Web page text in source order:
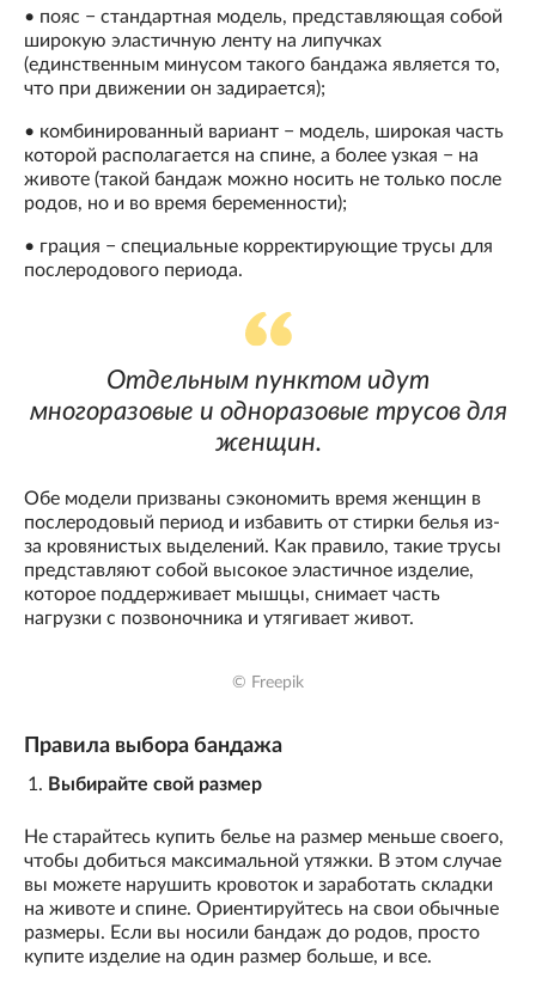
• пояс − стандартная модель, представляющая собой
широкую эластичную ленту на липучках
(единственным минусом такого бандажа является то,
что при движении он задирается);
• комбинированный вариант − модель, широкая часть
которой располагается на спине, а более узкая − на
животе (такой бандаж можно носить не только после
родов, но и во время беременности);
• грация − специальные корректирующие трусы для
послеродового периода.
Отдельным пунктом идут
многоразовые и одноразовые трусов для
женщин.
Обе модели призваны сэкономить время женщин в
послеродовый период и избавить от стирки белья из-
за кровянистых выделений. Как правило, такие трусы
представляют собой высокое эластичное изделие,
которое поддерживает мышцы, снимает часть
нагрузки с позвоночника и утягивает живот.
© Freepik
Правила выбора бандажа
Выбирайте свой размер
Не старайтесь купить белье на размер меньше своего,
чтобы добиться максимальной утяжки. В этом случае
вы можете нарушить кровоток и заработать складки
на животе и спине. Ориентируйтесь на свои обычные
размеры. Если вы носили бандаж до родов, просто
купите изделие на один размер больше, и все.